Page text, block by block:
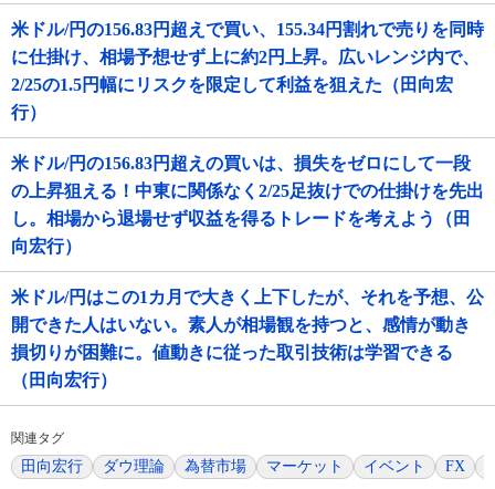
米ドル/円の156.83円超えで買い、155.34円割れで売りを同時
に仕掛け、相場予想せず上に約2円上昇。広いレンジ内で、
2/25の1.5円幅にリスクを限定して利益を狙えた（田向宏
行）
米ドル/円の156.83円超えの買いは、損失をゼロにして一段
の上昇狙える！中東に関係なく2/25足抜けでの仕掛けを先出
し。相場から退場せず収益を得るトレードを考えよう（田
向宏行）
米ドル/円はこの1カ月で大きく上下したが、それを予想、公
開できた人はいない。素人が相場観を持つと、感情が動き
損切りが困難に。値動きに従った取引技術は学習できる
（田向宏行）
関連タグ
田向宏行 ダウ理論 為替市場 マーケット イベント FX